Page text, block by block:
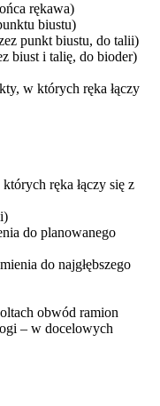
rękawa)
biustu)
punkt biustu, do talii)
biust i talię, do bioder)
w których ręka łączy
ręka łączy się z
do planowanego
do najgłębszego
obwód ramion
– w docelowych